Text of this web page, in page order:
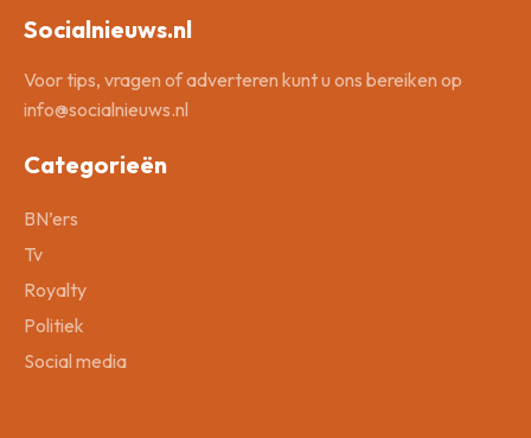
Socialnieuws.nl
Voor tips, vragen of adverteren kunt u ons bereiken op
info@socialnieuws.nl
Categorieën
BN’ers
Tv
Royalty
Politiek
Social media